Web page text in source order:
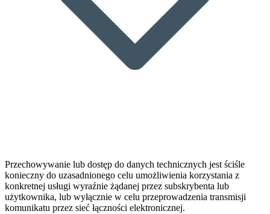
Przechowywanie lub dostęp do danych technicznych jest ściśle
konieczny do uzasadnionego celu umożliwienia korzystania z
konkretnej usługi wyraźnie żądanej przez subskrybenta lub
użytkownika, lub wyłącznie w celu przeprowadzenia transmisji
komunikatu przez sieć łączności elektronicznej.